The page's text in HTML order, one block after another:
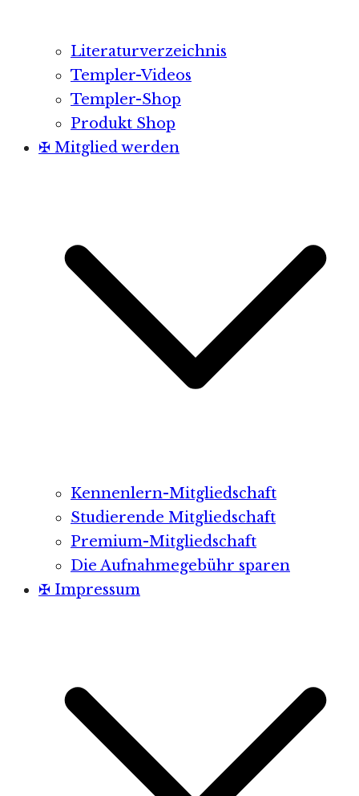
Literaturverzeichnis
Templer-Videos
Templer-Shop
Produkt Shop
✠ Mitglied werden
Kennenlern-Mitgliedschaft
Studierende Mitgliedschaft
Premium-Mitgliedschaft
Die Aufnahmegebühr sparen
✠ Impressum